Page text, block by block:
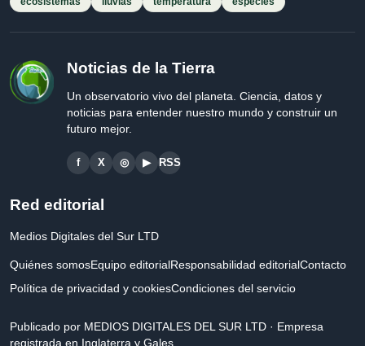
Noticias de la Tierra
Un observatorio vivo del planeta. Ciencia, datos y
noticias para entender nuestro mundo y construir un
futuro mejor.
f X ◎ ▶ RSS
Red editorial
Medios Digitales del Sur LTD
Quiénes somosEquipo editorialResponsabilidad editorialContacto
Política de privacidad y cookiesCondiciones del servicio
Publicado por MEDIOS DIGITALES DEL SUR LTD · Empresa
registrada en Inglaterra y Gales.